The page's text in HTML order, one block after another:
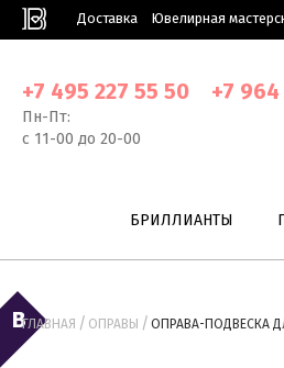
Доставка Ювелирная
+7 495 227 55 50 +7
Пн-Пт:
с 11-00 до 20-00
БРИЛЛИАНТЫ
ГЛАВНАЯ / ОПРАВЫ / ОПРАВА-ПОДВЕСКА